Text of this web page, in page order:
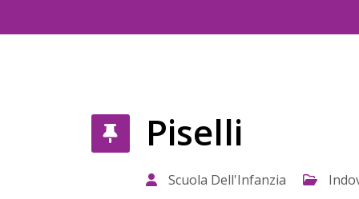
Piselli
Scuola Dell'Infanzia